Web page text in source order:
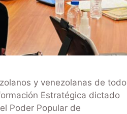
y venezolanas de todo
Estratégica dictado
Poder Popular de